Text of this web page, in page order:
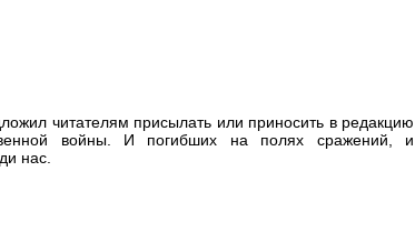
читателям присылать или приносить в редакцию
войны. И погибших на полях сражений, и
нас.